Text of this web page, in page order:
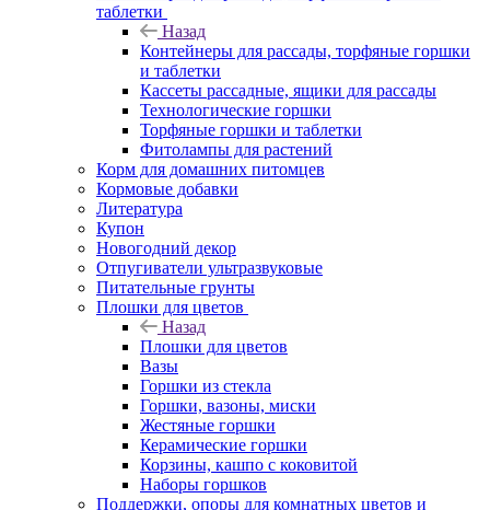
таблетки
Назад
Контейнеры для рассады, торфяные горшки
и таблетки
Кассеты рассадные, ящики для рассады
Технологические горшки
Торфяные горшки и таблетки
Фитолампы для растений
Корм для домашних питомцев
Кормовые добавки
Литература
Купон
Новогодний декор
Отпугиватели ультразвуковые
Питательные грунты
Плошки для цветов
Назад
Плошки для цветов
Вазы
Горшки из стекла
Горшки, вазоны, миски
Жестяные горшки
Керамические горшки
Корзины, кашпо с коковитой
Наборы горшков
Поддержки, опоры для комнатных цветов и